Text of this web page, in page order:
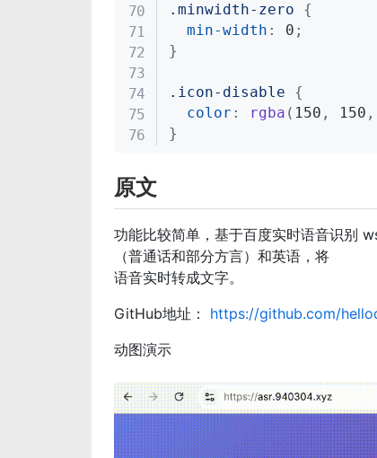
.minwidth-zero
{
min-width : 0 ;
}
.icon-disable
{
color : rgba ( 150 , 150 ,
}
原文
功能比较简单，基于百度实时语音识别
（普通话和部分方言）和英语，将
语音实时转成文字。
GitHub地址： https://github.com/
动图演示